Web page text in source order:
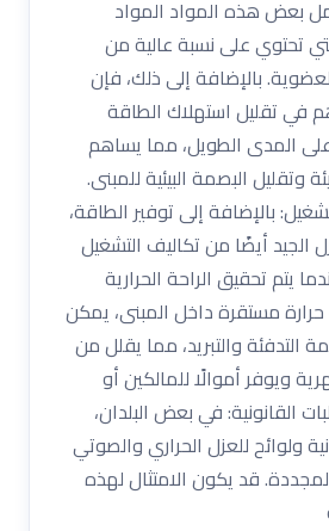
بعض هذه المواد المواد
تحتوي على نسبة عالية من
بالإضافة إلى ذلك، فإن
في تقليل استهلاك الطاقة
على المدى الطويل، مما يساهم
وتقليل البصمة البيئية للمبنى.
بالإضافة إلى توفير الطاقة،
الجيد أيضًا من تكاليف التشغيل
يتم تحقيق الراحة الحرارية
مستقرة داخل المبنى، يمكن
التدفئة والتبريد، مما يقلل من
ويوفر أموالًا للمالكين أو
القانونية: في بعض البلدان،
ولوائح للعزل الحراري والصوتي
قد يكون الامتثال لهذه